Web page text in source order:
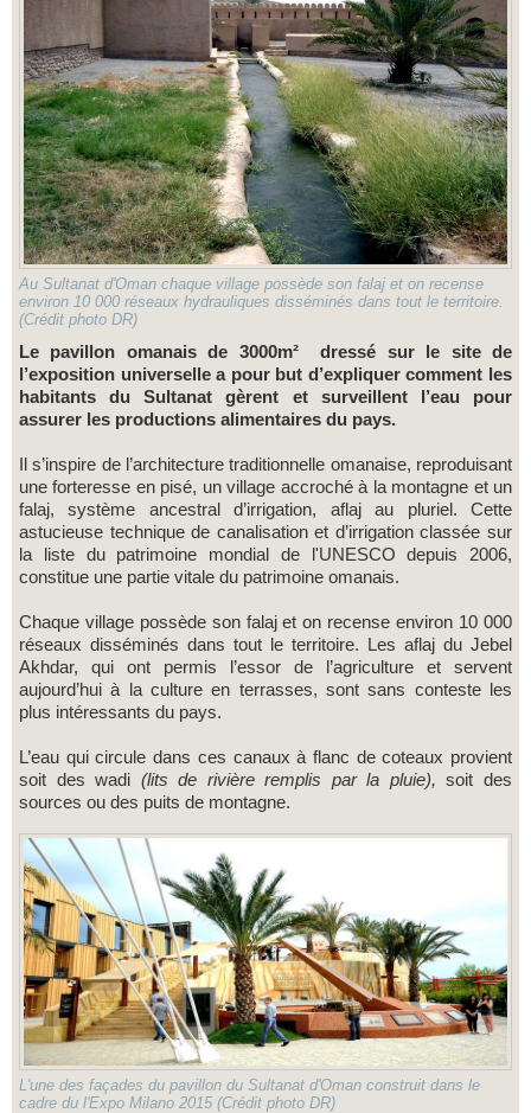
Au Sultanat d'Oman chaque village possède son falaj et on recense
environ 10 000 réseaux hydrauliques disséminés dans tout le territoire.
(Crédit photo DR)
Le pavillon omanais de 3000m² dressé sur le site de
l’exposition universelle a pour but d’expliquer comment les
habitants du Sultanat gèrent et surveillent l’eau pour
assurer les productions alimentaires du pays.
Il s’inspire de l’architecture traditionnelle omanaise, reproduisant
une forteresse en pisé, un village accroché à la montagne et un
falaj, système ancestral d’irrigation, aflaj au pluriel. Cette
astucieuse technique de canalisation et d’irrigation classée sur
la liste du patrimoine mondial de l'UNESCO depuis 2006,
constitue une partie vitale du patrimoine omanais.
Chaque village possède son falaj et on recense environ 10 000
réseaux disséminés dans tout le territoire. Les aflaj du Jebel
Akhdar, qui ont permis l’essor de l’agriculture et servent
aujourd’hui à la culture en terrasses, sont sans conteste les
plus intéressants du pays.
L’eau qui circule dans ces canaux à flanc de coteaux provient
soit des wadi (lits de rivière remplis par la pluie),soit des
sources ou des puits de montagne.
L'une des façades du pavillon du Sultanat d'Oman construit dans le
cadre du l'Expo Milano 2015 (Crédit photo DR)